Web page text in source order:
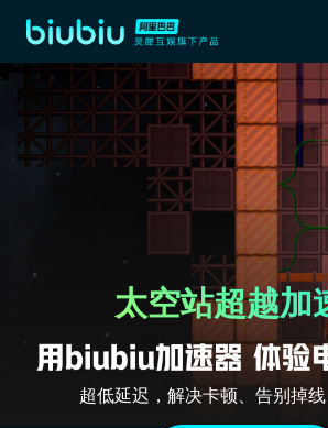
太空站超越加
超低延迟，解决卡顿、告别掉